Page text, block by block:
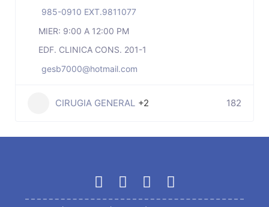
985-0910 EXT.9811077
MIER: 9:00 A 12:00 PM
EDF. CLINICA CONS. 201-1
gesb7000@hotmail.com
CIRUGIA GENERAL +2 182